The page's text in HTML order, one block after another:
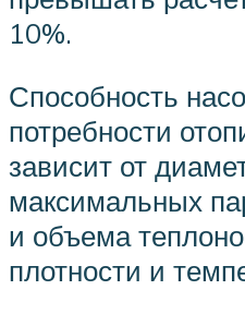
10%.
Способность
потребности
зависит от
максимальных
и объема
плотности и